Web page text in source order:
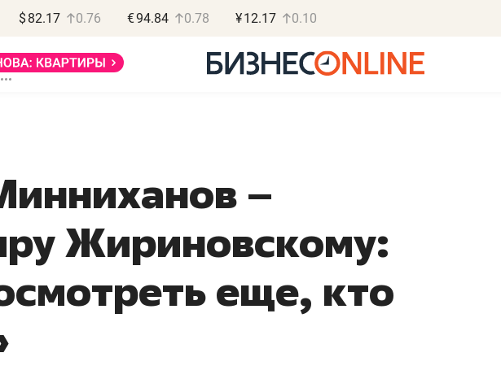
$ 82.17 0.76 €94.84 0.78 ¥12.17 0.10
–
Жириновскому:
еще, кто«Не зная
правил, бизнес
потерять